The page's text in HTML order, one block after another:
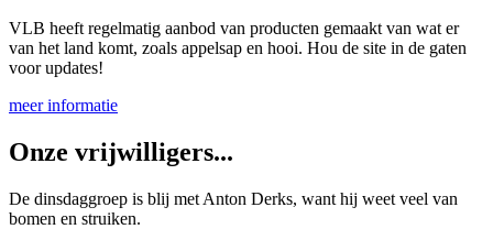
VLB heeft regelmatig aanbod van producten gemaakt van wat er
van het land komt, zoals appelsap en hooi. Hou de site in de gaten
voor updates!
meer informatie
Onze vrijwilligers...
De dinsdaggroep is blij met Anton Derks, want hij weet veel van
bomen en struiken.